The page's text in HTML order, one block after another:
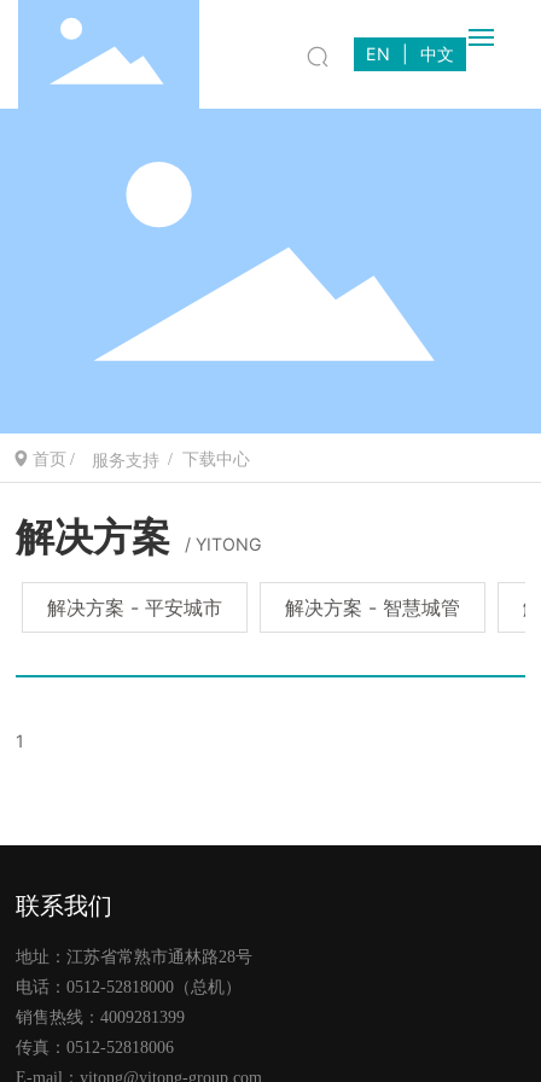
服务支持
新闻中心
投资者关系
EN 中文
首页 服务支持 下载中心
解决方案 / YITONG
解决方案 - 平安城市 解决方案 - 智慧城管
1
联系我们
地址：江苏省常熟市通林路28号
电话：0512-52818000 （总机）
销售热线：4009281399
传真：0512-52818006
E-mail：yitong@yitong-group.com